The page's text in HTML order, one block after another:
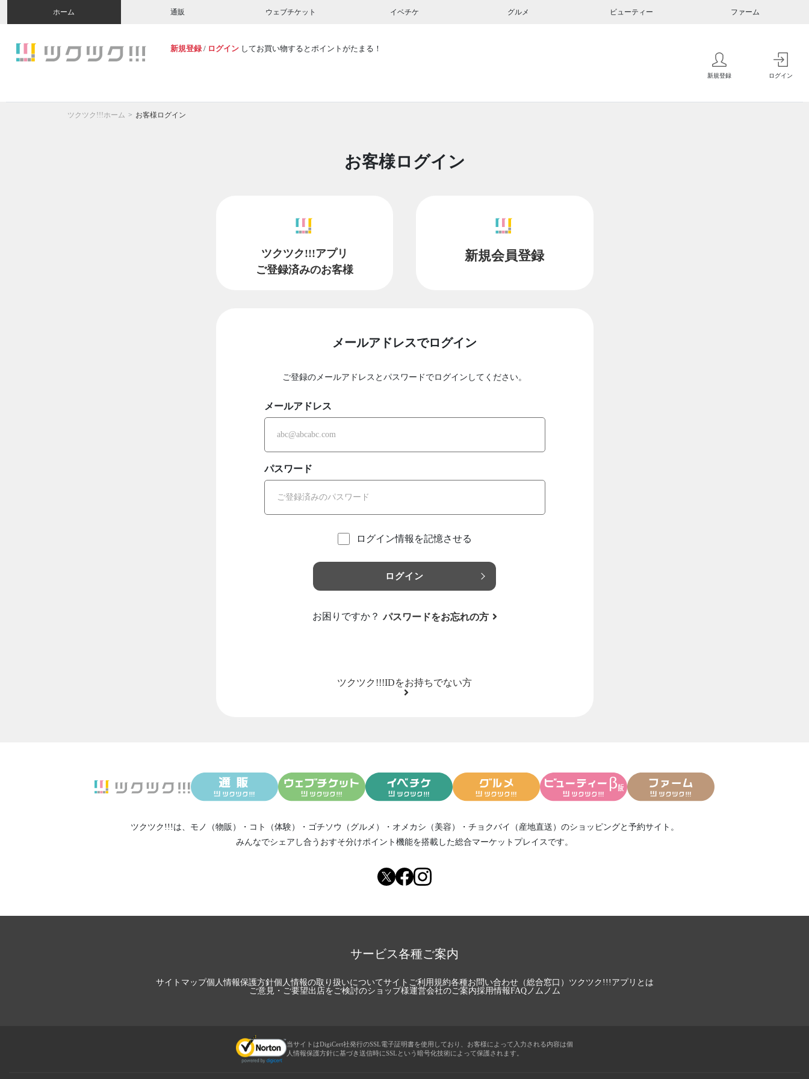
ホーム 通販 ウェブチケット イベチケ グルメ ビューティー ファーム
新規登録 / ログイン してお買い物するとポイントがたまる！
新規登録 ログイン
ツクツク!!!ホーム お客様ログイン
お客様ログイン
ツクツク!!!アプリ
ご登録済みのお客様
新規会員登録
メールアドレスでログイン
ご登録のメールアドレスとパスワードでログインしてください。
メールアドレス
パスワード
ログイン情報を記憶させる
ログイン
お困りですか？ パスワードをお忘れの方
ツクツク!!!IDをお持ちでない方
ツクツク!!!は、 モノ（物販） ・ コト（体験） ・ ゴチソウ（グルメ） ・ オメカシ（美容） ・ チョクバイ（産地直送） のショッピングと予約サイト。
みんなでシェアし合う おすそ分けポイント機能を搭載した総合マーケットプレイスです。
サービス各種ご案内
サイトマップ個人情報保護方針個人情報の取り扱いについてサイトご利用規約各種お問い合わせ（総合窓口） ツクツク!!!アプリとは
ご意見・ご要望出店をご検討のショップ様運営会社のご案内採用情報FAQノムノム
当サイトはDigiCert社発行のSSL電子証明書を使用しており、お客様によって入力される内容は個
人情報保護方針に基づき送信時にSSLという暗号化技術によって保護されます。